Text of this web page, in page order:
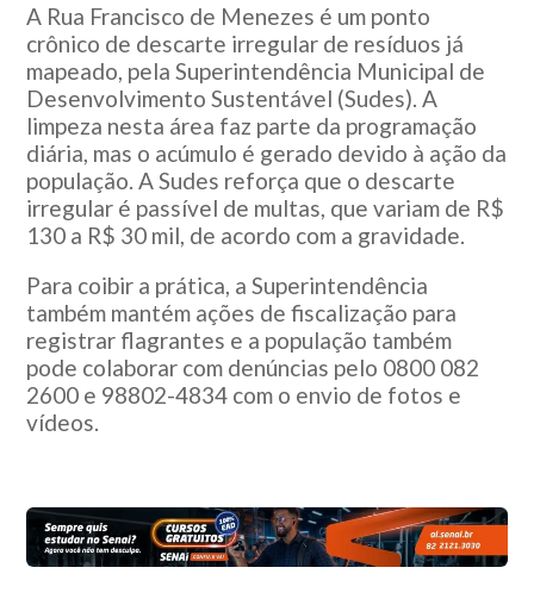
A Rua Francisco de Menezes é um ponto
crônico de descarte irregular de resíduos já
mapeado, pela Superintendência Municipal de
Desenvolvimento Sustentável (Sudes). A
limpeza nesta área faz parte da programação
diária, mas o acúmulo é gerado devido à ação da
população. A Sudes reforça que o descarte
irregular é passível de multas, que variam de R$
130 a R$ 30 mil, de acordo com a gravidade.
Para coibir a prática, a Superintendência
também mantém ações de fiscalização para
registrar flagrantes e a população também
pode colaborar com denúncias pelo 0800 082
2600 e 98802-4834 com o envio de fotos e
vídeos.